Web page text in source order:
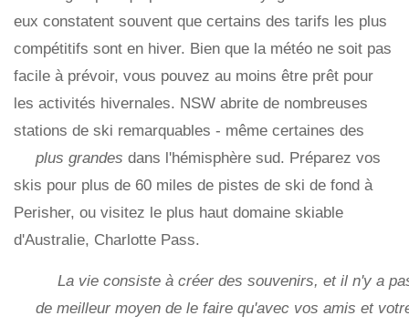
eux constatent souvent que certains des tarifs les plus
compétitifs sont en hiver. Bien que la météo ne soit pas
facile à prévoir, vous pouvez au moins être prêt pour
les activités hivernales. NSW abrite de nombreuses
stations de ski remarquables - même certaines des
plus grandes dans l'hémisphère sud. Préparez vos
skis pour plus de 60 miles de pistes de ski de fond à
Perisher, ou visitez le plus haut domaine skiable
d'Australie, Charlotte Pass.
La vie consiste à créer des souvenirs, et il n'y a
de meilleur moyen de le faire qu'avec vos amis et